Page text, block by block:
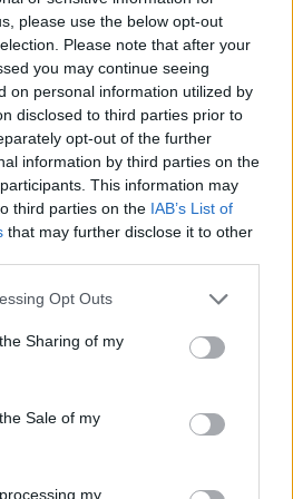
please use the below opt-out
Please note that after your
you may continue seeing
on personal information utilized by
disclosed to third parties prior to
opt-out of the further
information by third parties on the
This information may
third parties on the IAB’s List of
that may further disclose it to other
Opt Outs
Sharing of my
Sale of my
my
Obserwuj nas
o o
News
pylori Niestrawność
złośliwy żołądka